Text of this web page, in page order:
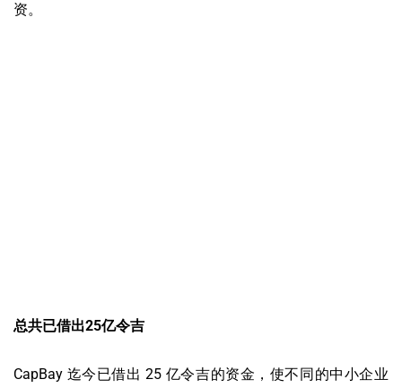
资。
总共已借出25亿令吉
CapBay 迄今已借出 25 亿令吉的资金，使不同的中小企业